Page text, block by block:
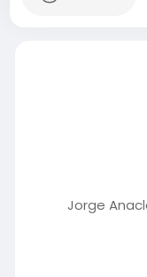
Jorge